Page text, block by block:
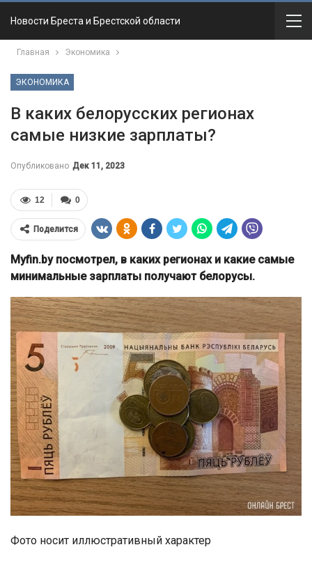
Новости Бреста и Брестской области
Главная Экономика
ЭКОНОМИКА
В каких белорусских регионах
самые низкие зарплаты?
Опубликовано Дек 11, 2023
0
12
Поделится
Myfin.by посмотрел, в каких регионах и какие самые
минимальные зарплаты получают белорусы.
Фото носит иллюстративный характер